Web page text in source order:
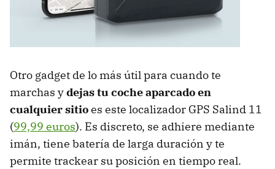
Otro gadget de lo más útil para cuando te
marchas ydejas tu coche aparcado en
cualquier sitioes este localizador GPS Salind 11
(99,99 euros). Es discreto, se adhiere mediante
imán, tiene batería de larga duración y te
permite trackear su posición en tiempo real.